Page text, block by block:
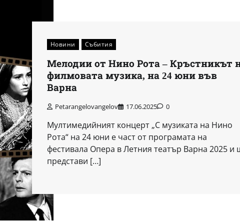
Новини Събития
Мелодии от Нино Рота – Кръстникът
филмовата музика, на 24 юни във
Варна
Petarangelovangelov 17.06.2025 0
Мултимедийният концерт „С музиката на Нино
Рота“ на 24 юни е част от програмата на
фестивала Опера в Летния театър Варна 2025 и
представи […]